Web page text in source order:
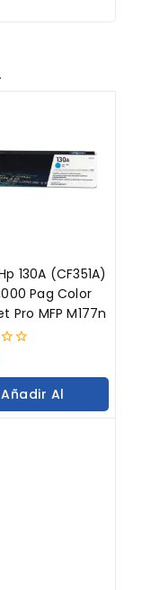
130A (CF351A)
Pag Color
Pro MFP M177n
Añadir Al